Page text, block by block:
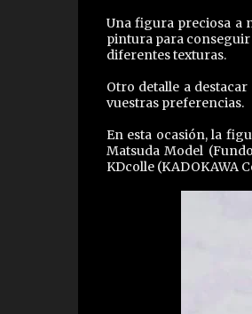
Una figura preciosa a
pintura para conseguir
diferentes texturas.
Otro detalle a
vuestras preferencias.
En esta ocasión, la
Matsuda Model
KDcolle (KADOKAWA